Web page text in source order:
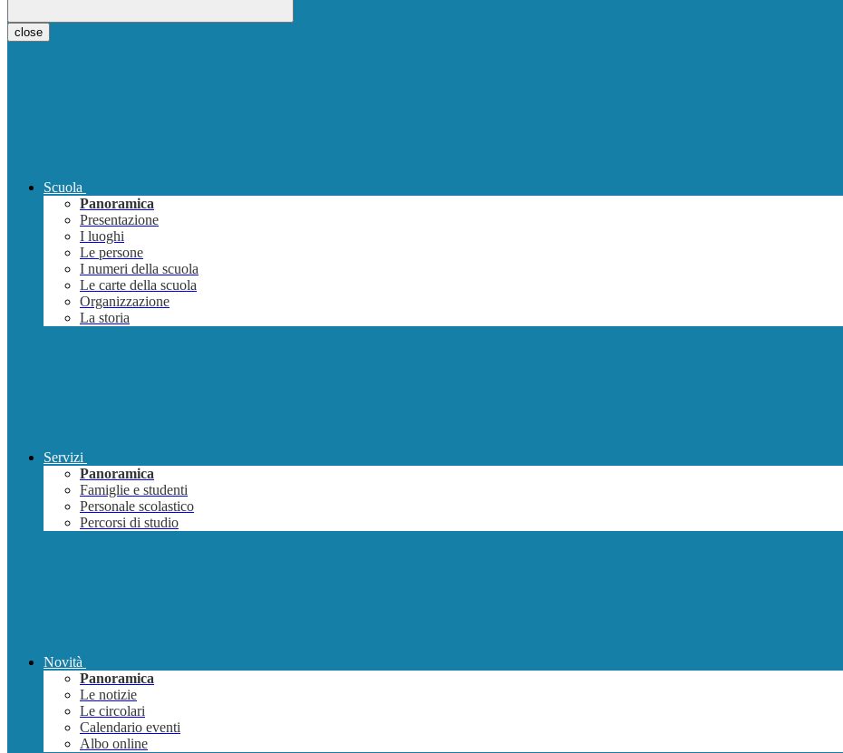
close
Scuola
Panoramica
Presentazione
I luoghi
Le persone
I numeri della scuola
Le carte della scuola
Organizzazione
La storia
Servizi
Panoramica
Famiglie e studenti
Personale scolastico
Percorsi di studio
Novità
Panoramica
Le notizie
Le circolari
Calendario eventi
Albo online